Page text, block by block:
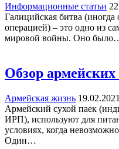
Информационные статьи
Галицийская битва
операцией) – это одно из
мировой войны. Оно
Обзор армейских
Армейская жизнь 19.02.2021
Армейский сухой паек
ИРП), используют для
условиях, когда
Один…